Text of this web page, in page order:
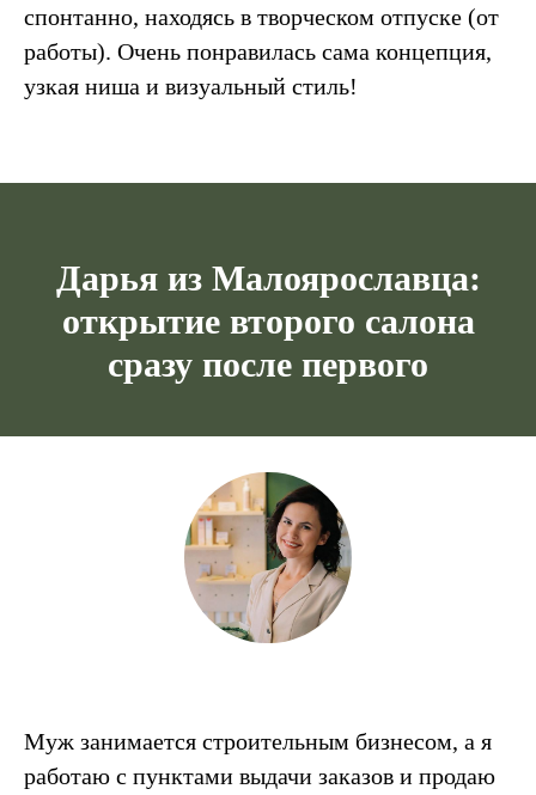
спонтанно, находясь в творческом отпуске (от
работы). Очень понравилась сама концепция,
узкая ниша и визуальный стиль!
Дарья из Малоярославца:
открытие второго салона
сразу после первого
Муж занимается строительным бизнесом, а я
работаю с пунктами выдачи заказов и продаю